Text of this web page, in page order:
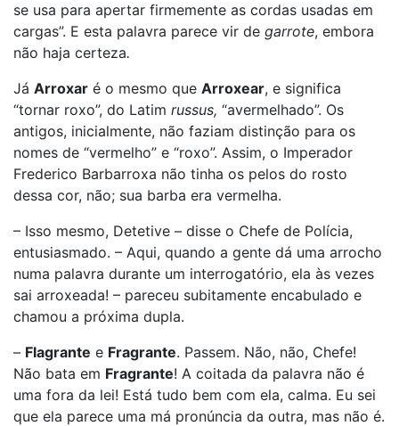
se usa para apertar firmemente as cordas usadas em
cargas”. E esta palavra parece vir de garrote, embora
não haja certeza.
Já Arroxar é o mesmo que Arroxear, e significa
“tornar roxo”, do Latim russus, “avermelhado”. Os
antigos, inicialmente, não faziam distinção para os
nomes de “vermelho” e “roxo”. Assim, o Imperador
Frederico Barbarroxa não tinha os pelos do rosto
dessa cor, não; sua barba era vermelha.
– Isso mesmo, Detetive – disse o Chefe de Polícia,
entusiasmado. – Aqui, quando a gente dá uma arrocho
numa palavra durante um interrogatório, ela às vezes
sai arroxeada! – pareceu subitamente encabulado e
chamou a próxima dupla.
– Flagrante e Fragrante. Passem. Não, não, Chefe!
Não bata em Fragrante! A coitada da palavra não é
uma fora da lei! Está tudo bem com ela, calma. Eu sei
que ela parece uma má pronúncia da outra, mas não é.